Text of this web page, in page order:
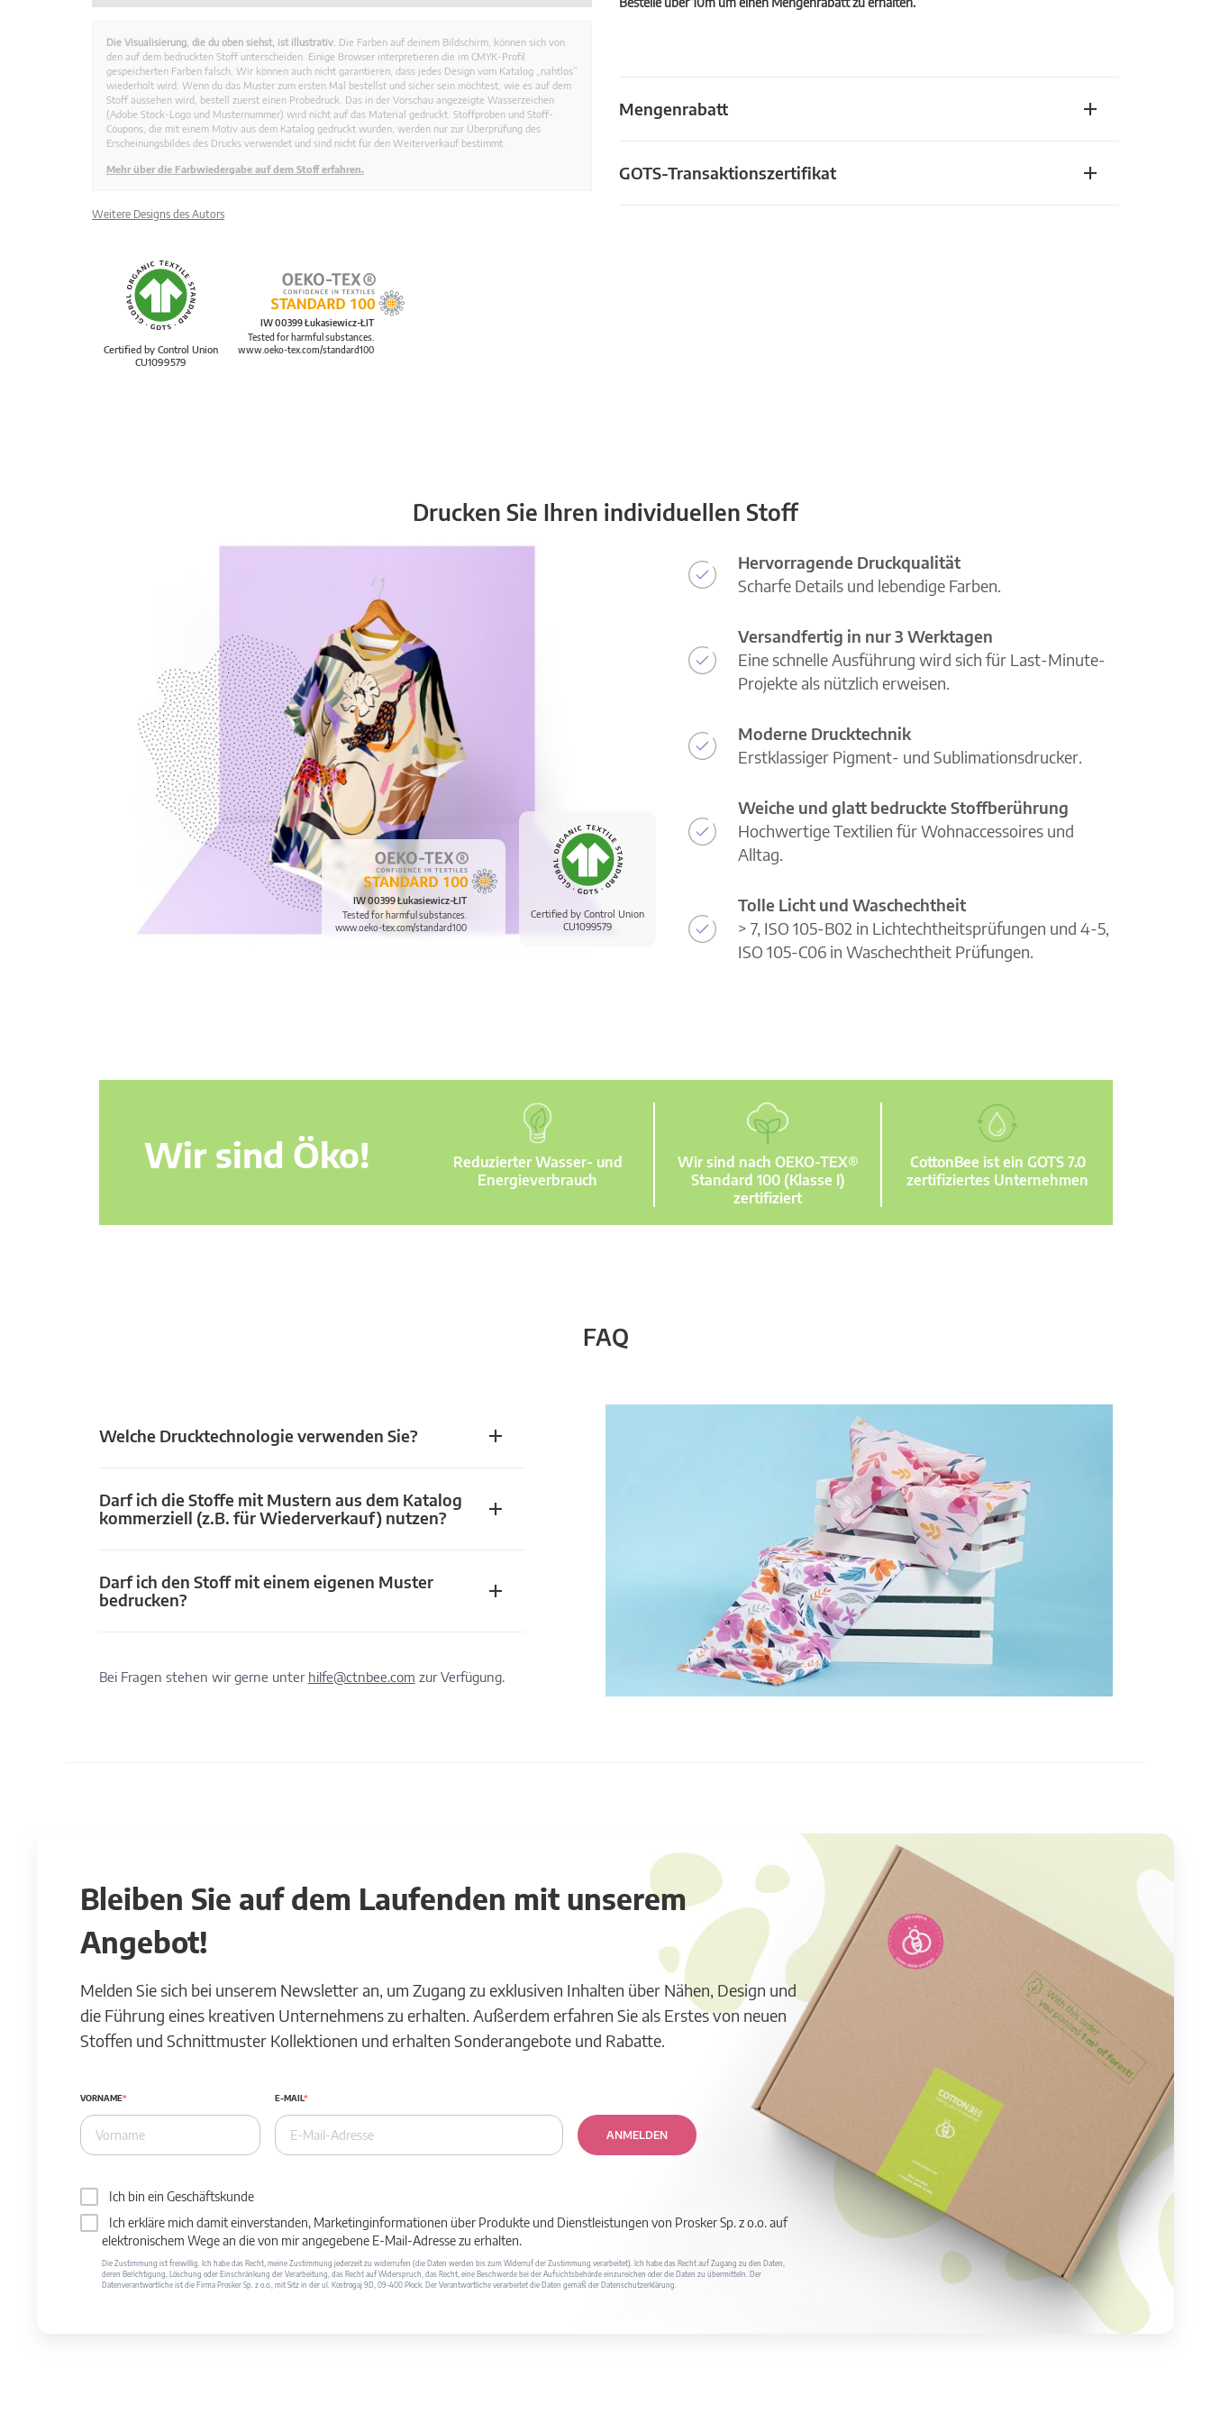
Mengenrabatt
GOTS-Transaktionszertifikat
Die Visualisierung, die du oben siehst, ist illustrativ. Die Farben auf deinem Bildschirm, können sich von
den auf dem bedruckten Stoff unterscheiden. Einige Browser interpretieren die im CMYK-Profil
gespeicherten Farben falsch. Wir können auch nicht garantieren, dass jedes Design vom Katalog „nahtlos”
wiederholt wird. Wenn du das Muster zum ersten Mal bestellst und sicher sein möchtest, wie es auf dem
Stoff aussehen wird, bestell zuerst einen Probedruck. Das in der Vorschau angezeigte Wasserzeichen
(Adobe Stock-Logo und Musternummer) wird nicht auf das Material gedruckt. Stoffproben und Stoff-
Coupons, die mit einem Motiv aus dem Katalog gedruckt wurden, werden nur zur Überprüfung des
Erscheinungsbildes des Drucks verwendet und sind nicht für den Weiterverkauf bestimmt.
Mehr über die Farbwiedergabe auf dem Stoff erfahren.
Weitere Designs des Autors
Certified by Control Union
CU1099579
IW 00399 Łukasiewicz-ŁIT
Tested for harmful substances.
www.oeko-tex.com/standard100
Drucken Sie Ihren individuellen Stoff
Certified by Control Union
CU1099579
IW 00399 Łukasiewicz-ŁIT
Tested for harmful substances.
www.oeko-tex.com/standard100
Hervorragende Druckqualität
Scharfe Details und lebendige Farben.
Versandfertig in nur 3 Werktagen
Eine schnelle Ausführung wird sich für Last-Minute-
Projekte als nützlich erweisen.
Moderne Drucktechnik
Erstklassiger Pigment- und Sublimationsdrucker.
Weiche und glatt bedruckte Stoffberührung
Hochwertige Textilien für Wohnaccessoires und
Alltag.
Tolle Licht und Waschechtheit
> 7, ISO 105-B02 in Lichtechtheitsprüfungen und 4-5,
ISO 105-C06 in Waschechtheit Prüfungen.
Wir sind Öko!
Reduzierter Wasser- und
Energieverbrauch
Wir sind nach OEKO-TEX®
Standard 100 (Klasse I)
zertifiziert
CottonBee ist ein GOTS 7.0
zertifiziertes Unternehmen
FAQ
Welche Drucktechnologie verwenden Sie?
Darf ich die Stoffe mit Mustern aus dem Katalog
kommerziell (z.B. für Wiederverkauf) nutzen?
Darf ich den Stoff mit einem eigenen Muster
bedrucken?
Bei Fragen stehen wir gerne unter hilfe@ctnbee.com zur Verfügung.
Bleiben Sie auf dem Laufenden mit unserem
Angebot!
Melden Sie sich bei unserem Newsletter an, um Zugang zu exklusiven Inhalten über Nähen, Design und
die Führung eines kreativen Unternehmens zu erhalten. Außerdem erfahren Sie als Erstes von neuen
Stoffen und Schnittmuster Kollektionen und erhalten Sonderangebote und Rabatte.
VORNAME E-MAIL
ANMELDEN
Ich bin ein Geschäftskunde
Ich erkläre mich damit einverstanden, Marketinginformationen über Produkte und Dienstleistungen von Prosker Sp. z o.o. auf
elektronischem Wege an die von mir angegebene E-Mail-Adresse zu erhalten.
Die Zustimmung ist freiwillig. Ich habe das Recht, meine Zustimmung jederzeit zu widerrufen (die Daten werden bis zum Widerruf der Zustimmung verarbeitet). Ich habe das Recht auf Zugang zu den Daten,
deren Berichtigung, Löschung oder Einschränkung der Verarbeitung, das Recht auf Widerspruch, das Recht, eine Beschwerde bei der Aufsichtsbehörde einzureichen oder die Daten zu übermitteln. Der
Datenverantwortliche ist die Firma Prosker Sp. z o.o., mit Sitz in der ul. Kostrogaj 9D, 09-400 Płock. Der Verantwortliche verarbeitet die Daten gemäß der Datenschutzerklärung.